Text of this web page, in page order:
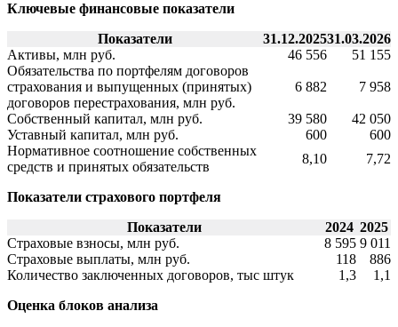
Ключевые финансовые показатели
Показатели
31.12.202531.03.2026
Активы, млн руб.
46 556
51 155
Обязательства по портфелям договоров
страхования и выпущенных (принятых)
договоров перестрахования, млн руб.
6 882 7 958
Собственный капитал, млн руб. 39 580
42 050
Уставный капитал, млн руб.
600
600
Нормативное соотношение собственных
средств и принятых обязательств
8,10 7,72
Показатели страхового портфеля
Показатели
2024 2025
Страховые взносы, млн руб.
8 595 9 011
Страховые выплаты, млн руб.
118
886
Количество заключенных договоров, тыс штук
1,3
1,1
Оценка блоков анализа